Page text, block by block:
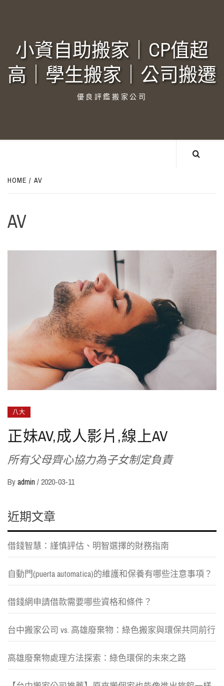
小資自助搬家｜CP值超
高｜學生搬家｜公司搬遷‎
優良評鑑搬家公司
HOME AV
AV
八大
正妹AV,成人影片,線上AV
所有父母齊心協力為子女制定負責
Byadmin /2020-03-11
近期文章
借錢智慧：謹慎評估、明智選擇的財務指南
自動門(puerta automatica)的維護和保養有哪些注意事項？
借錢網申請借款需要哪些資格和條件？
台中搬家公司 vs. 高雄廢棄物：綠色搬家與環保共同前行
高雄廢棄物處理方法探索：綠色環保的未來之路